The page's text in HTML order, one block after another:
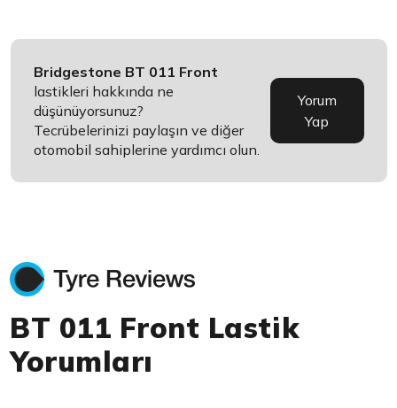
Bridgestone BT 011 Front
lastikleri hakkında ne
düşünüyorsunuz?
Tecrübelerinizi paylaşın ve diğer
otomobil sahiplerine yardımcı olun.
Yorum
Yap
BT 011 Front Lastik
Yorumları